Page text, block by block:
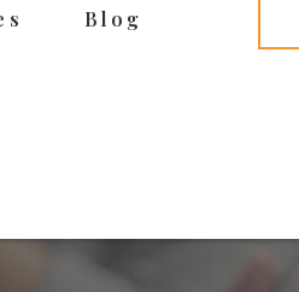
Blog